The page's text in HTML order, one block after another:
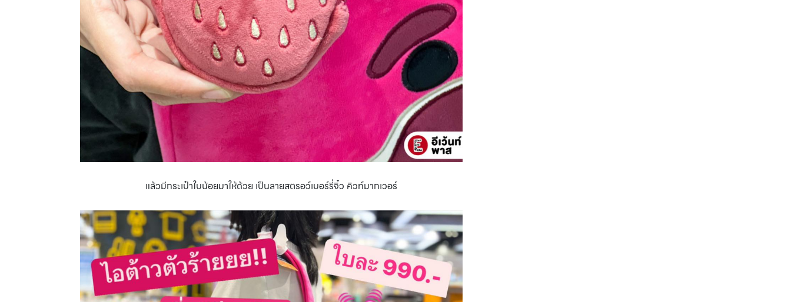
แล้วมีกระเป๋าใบน้อยมาให้ด้วย เป็นลายสตรอว์เบอร์รี่จิ๋ว คิวท์มากเวอร์